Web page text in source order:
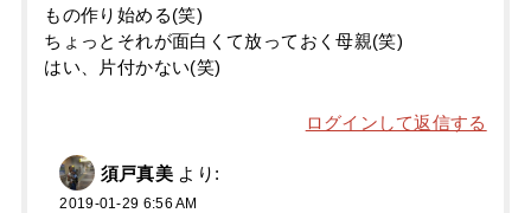
もの作り始める(笑)
ちょっとそれが面白くて放っておく母親(笑)
はい、片付かない(笑)
ログインして返信する
須戸真美 より:
2019-01-29 6:56 AM